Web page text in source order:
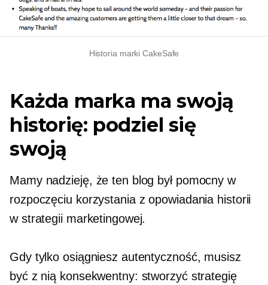
Historia marki CakeSafe
Każda marka ma swoją
historię: podziel się
swoją
Mamy nadzieję, że ten blog był pomocny w
rozpoczęciu korzystania z opowiadania historii
w strategii marketingowej.
Gdy tylko osiągniesz autentyczność, musisz
być z nią konsekwentny: stworzyć strategię